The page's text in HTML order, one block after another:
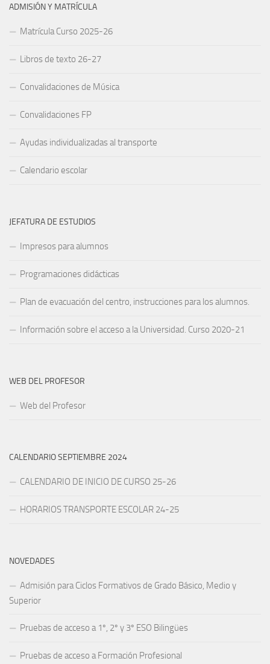
ADMISIÓN Y MATRÍCULA
Matrícula Curso 2025-26
Libros de texto 26-27
Convalidaciones de Música
Convalidaciones FP
Ayudas individualizadas al transporte
Calendario escolar
JEFATURA DE ESTUDIOS
Impresos para alumnos
Programaciones didácticas
Plan de evacuación del centro, instrucciones para los alumnos.
Información sobre el acceso a la Universidad. Curso 2020-21
WEB DEL PROFESOR
Web del Profesor
CALENDARIO SEPTIEMBRE 2024
CALENDARIO DE INICIO DE CURSO 25-26
HORARIOS TRANSPORTE ESCOLAR 24-25
NOVEDADES
Admisión para Ciclos Formativos de Grado Básico, Medio y
Superior
Pruebas de acceso a 1º, 2º y 3º ESO Bilingües
Pruebas de acceso a Formación Profesional